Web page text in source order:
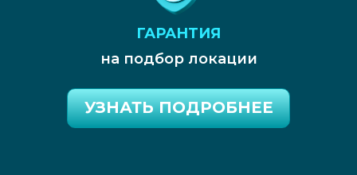
ГАРАНТИЯ
на подбор локации
УЗНАТЬ ПОДРОБНЕЕ